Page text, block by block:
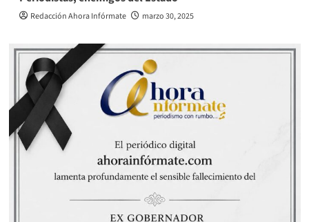
Redacción Ahora Infórmate marzo 30, 2025